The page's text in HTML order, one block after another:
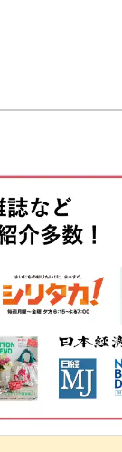
すが、この
させるコツを
魅せる技。
ています。